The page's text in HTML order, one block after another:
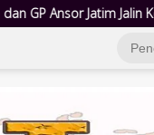
Strategis Perpajakan